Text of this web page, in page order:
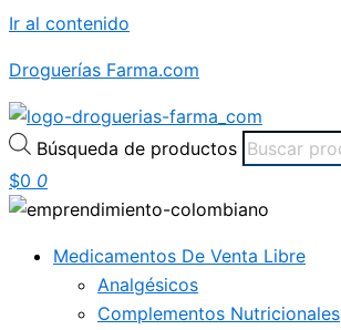
Ir al contenido
Droguerías Farma.com
Búsqueda de productos
$0 0
Medicamentos De Venta Libre
Analgésicos
Complementos Nutricionales